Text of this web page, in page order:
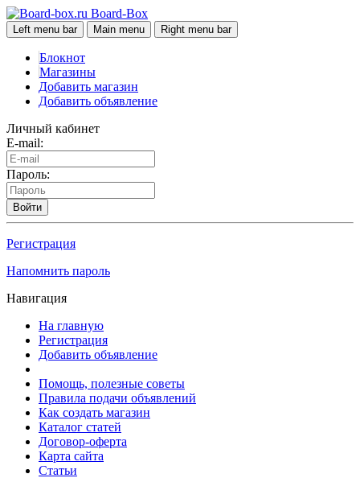
Board-Box
Left menu bar Main menu Right menu bar
Блокнот
Магазины
Добавить магазин
Добавить объявление
Личный кабинет
E-mail:
Пароль:
Войти
Регистрация
Напомнить пароль
Навигация
На главную
Регистрация
Добавить объявление
Помощь, полезные советы
Правила подачи объявлений
Как создать магазин
Каталог статей
Договор-оферта
Карта сайта
Статьи